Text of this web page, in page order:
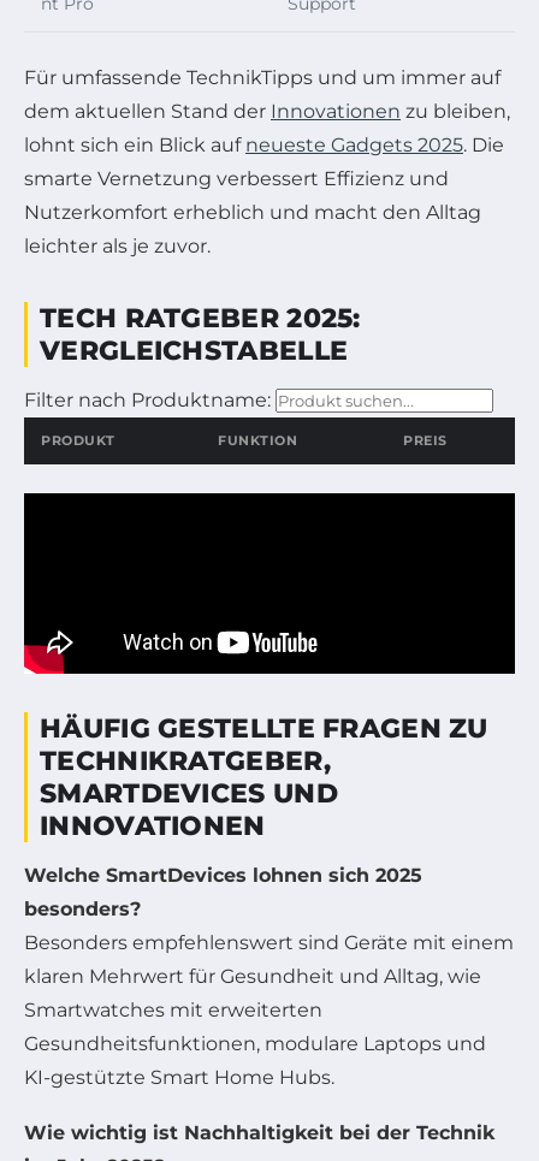
Für umfassende TechnikTipps und um immer auf
dem aktuellen Stand der Innovationen zu bleiben,
lohnt sich ein Blick auf neueste Gadgets 2025. Die
smarte Vernetzung verbessert Effizienz und
Nutzerkomfort erheblich und macht den Alltag
leichter als je zuvor.
TECH RATGEBER 2025:
VERGLEICHSTABELLE
Filter nach Produktname:
Geben Sie den Produktnamen ein, um die Tabelle
PRODUKT FUNKTION PREIS
HÄUFIG GESTELLTE FRAGEN ZU
TECHNIKRATGEBER,
SMARTDEVICES UND
INNOVATIONEN
Welche SmartDevices lohnen sich 2025
besonders?
Besonders empfehlenswert sind Geräte mit einem
klaren Mehrwert für Gesundheit und Alltag, wie
Smartwatches mit erweiterten
Gesundheitsfunktionen, modulare Laptops und
KI-gestützte Smart Home Hubs.
Wie wichtig ist Nachhaltigkeit bei der Technik